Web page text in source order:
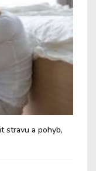
stravu a pohyb,